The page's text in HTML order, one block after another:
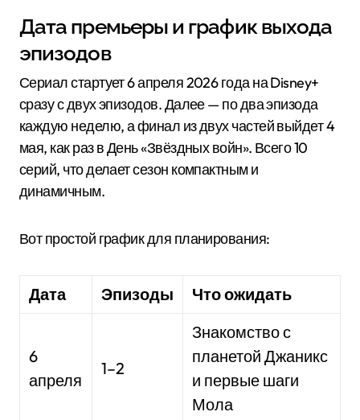
Дата премьеры и график выхода
эпизодов
Сериал стартует 6 апреля 2026 года на Disney+
сразу с двух эпизодов. Далее — по два эпизода
каждую неделю, а финал из двух частей выйдет 4
мая, как раз в День «Звёздных войн». Всего 10
серий, что делает сезон компактным и
динамичным.
Вот простой график для планирования:
Дата Эпизоды Что ожидать
6
апреля
1–2
Знакомство с
планетой Джаникс
и первые шаги
Мола